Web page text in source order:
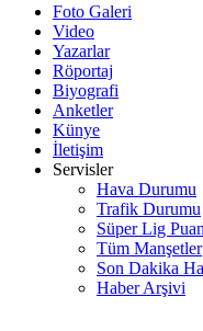
Foto Galeri
Video
Yazarlar
Röportaj
Biyografi
Anketler
Künye
İletişim
Servisler
Hava Durumu
Trafik Durumu
Süper Lig
Tüm Manşetler
Son Dakika
Haber Arşivi